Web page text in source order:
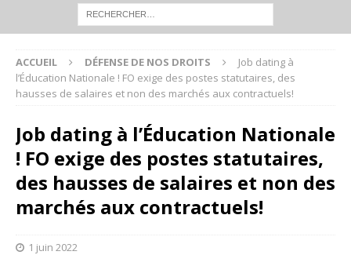
ACCUEIL DÉFENSE DE NOS DROITS
Job dating à
l’Éducation Nationale ! FO exige des postes statutaires, des
hausses de salaires et non des marchés aux contractuels!
Job dating à l’Éducation Nationale
! FO exige des postes statutaires,
des hausses de salaires et non des
marchés aux contractuels!
1 juin 2022